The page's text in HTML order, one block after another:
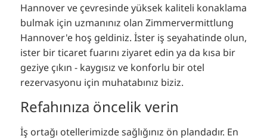
Hannover ve çevresinde yüksek kaliteli konaklama
bulmak için uzmanınız olan Zimmervermittlung
Hannover'e hoş geldiniz. İster iş seyahatinde olun,
ister bir ticaret fuarını ziyaret edin ya da kısa bir
geziye çıkın - kaygısız ve konforlu bir otel
rezervasyonu için muhatabınız biziz.
Refahınıza öncelik verin
İş ortağı otellerimizde sağlığınız ön plandadır. En